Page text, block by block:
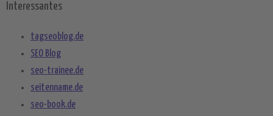
Interessantes
tagseoblog.de
SEO Blog
seo-trainee.de
seitenname.de
seo-book.de